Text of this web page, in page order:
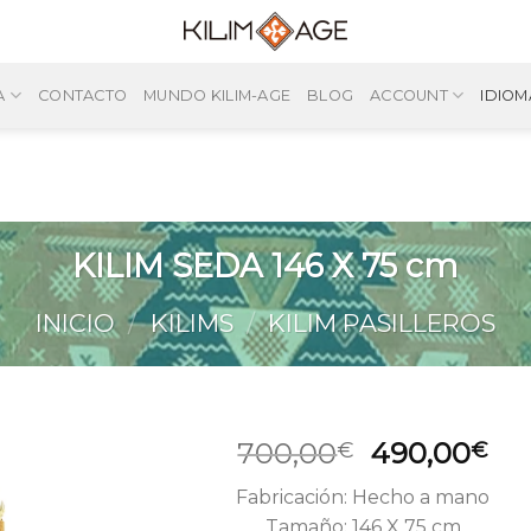
CONTACTO MUNDO KILIM-AGE BLOG ACCOUNT
KILIM SEDA 146 X 75 cm
INICIO / KILIMS / KILIM PASILLEROS
700,00€
El
precio
original
490,00€El
Fabricación: Hecho a mano
Tamaño: 146 X 75 cm